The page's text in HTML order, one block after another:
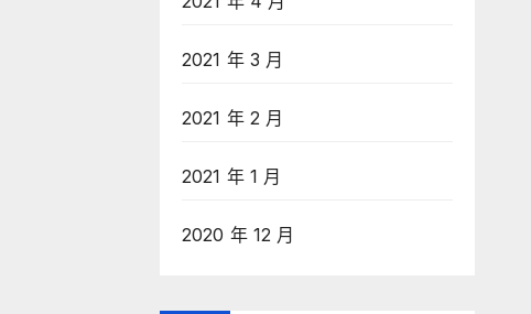
2021 年 3 月
2021 年 2 月
2021 年 1 月
2020 年 12 月